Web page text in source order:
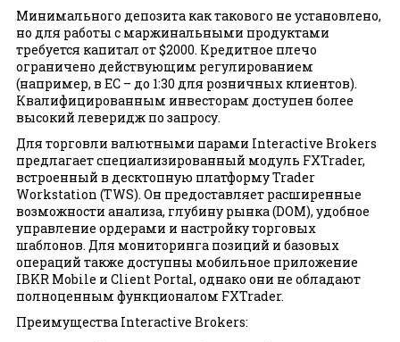
Минимального депозита как такового не установлено,
но для работы с маржинальными продуктами
требуется капитал от $2000. Кредитное плечо
ограничено действующим регулированием
(например, в ЕС – до 1:30 для розничных клиентов).
Квалифицированным инвесторам доступен более
высокий леверидж по запросу.
Для торговли валютными парами Interactive Brokers
предлагает специализированный модуль FXTrader,
встроенный в десктопную платформу Trader
Workstation (TWS). Он предоставляет расширенные
возможности анализа, глубину рынка (DOM), удобное
управление ордерами и настройку торговых
шаблонов. Для мониторинга позиций и базовых
операций также доступны мобильное приложение
IBKR Mobile и Client Portal, однако они не обладают
полноценным функционалом FXTrader.
Преимущества Interactive Brokers: